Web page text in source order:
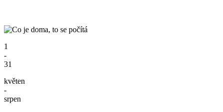
1
-
31
květen
-
srpen